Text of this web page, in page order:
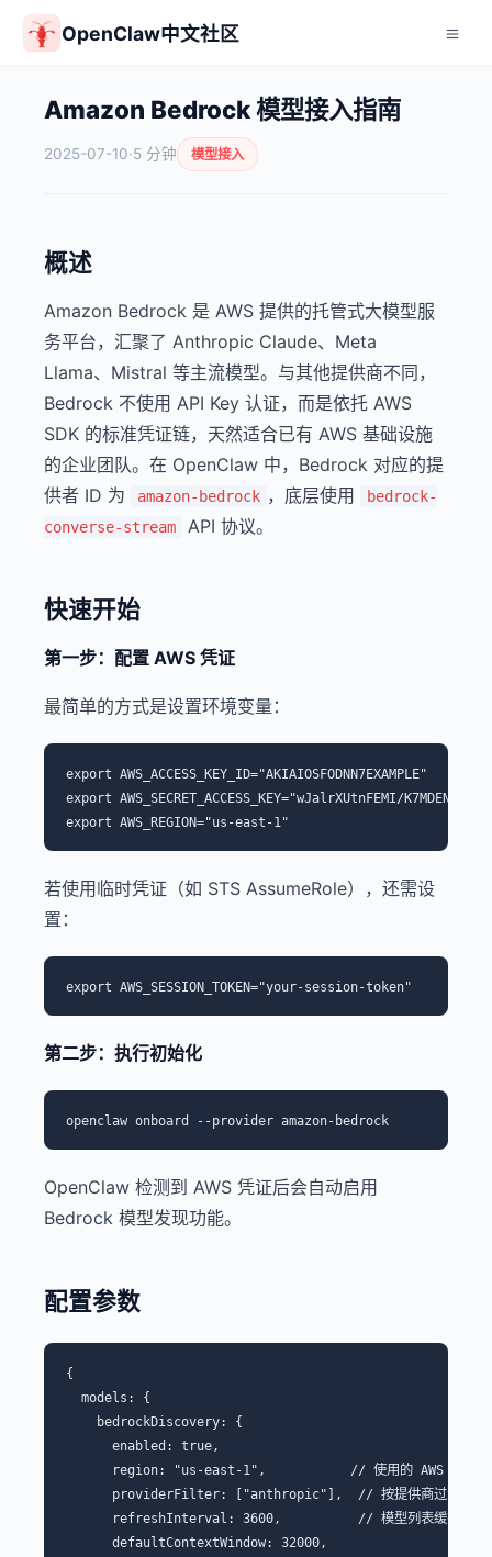
OpenClaw中文社区
Amazon Bedrock 模型接入指南
2025-07-10·5 分钟 模型接入
概述
Amazon Bedrock 是 AWS 提供的托管式大模型服
务平台，汇聚了 Anthropic Claude、Meta
Llama、Mistral 等主流模型。与其他提供商不同，
Bedrock 不使用 API Key 认证，而是依托 AWS
SDK 的标准凭证链，天然适合已有 AWS 基础设施
的企业团队。在 OpenClaw 中，Bedrock 对应的提
供者 ID 为
amazon-bedrock ，底层使用
bedrock-
converse-stream
API 协议。
快速开始
第一步：配置 AWS 凭证
最简单的方式是设置环境变量：
export AWS_ACCESS_KEY_ID="AKIAIOSFODNN7EXAMPLE"
export AWS_SECRET_ACCESS_KEY="wJalrXUtnFEMI/K7MDENG/
若使用临时凭证（如 STS AssumeRole），还需设
置：
第二步：执行初始化
OpenClaw 检测到 AWS 凭证后会自动启用
Bedrock 模型发现功能。
配置参数
{
  models: {
    bedrockDiscovery: {
      enabled: true,
      region: "us-east-1",           // 使用的 AWS 区域
providerFilter: ["anthropic"],  // 按提供商过滤，留
refreshInterval: 3600,          // 模型列表缓存刷新
      defaultContextWindow: 32000,